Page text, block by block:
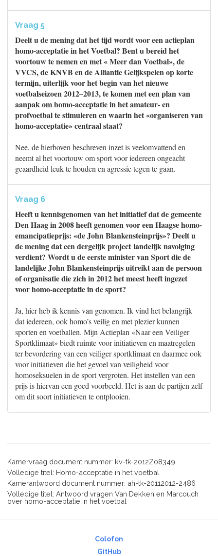
Vraag 5
Deelt u de mening dat het tijd wordt voor een actieplan
homo-acceptatie in het Voetbal? Bent u bereid het
voortouw te nemen en met « Meer dan Voetbal», de
VVCS, de KNVB en de Alliantie Gelijkspelen op korte
termijn, uiterlijk voor het begin van het nieuwe
voetbalseizoen 2012–2013, te komen met een plan van
aanpak om homo-acceptatie in het amateur- en
profvoetbal te stimuleren en waarin het «organiseren van
homo-acceptatie» centraal staat?
Nee, de hierboven beschreven inzet is veelomvattend en
neemt al het voortouw om sport voor iedereen ongeacht
geaardheid leuk te houden en agressie tegen te gaan.
Vraag 6
Heeft u kennisgenomen van het initiatief dat de gemeente
Den Haag in 2008 heeft genomen voor een Haagse homo-
emancipatieprijs: «de John Blankensteinprijs»? Deelt u
de mening dat een dergelijk project landelijk navolging
verdient? Wordt u de eerste minister van Sport die de
landelijke John Blankensteinprijs uitreikt aan de persoon
of organisatie die zich in 2012 het meest heeft ingezet
voor homo-acceptatie in de sport?
Ja, hier heb ik kennis van genomen. Ik vind het belangrijk
dat iedereen, ook homo’s veilig en met plezier kunnen
sporten en voetballen. Mijn Actieplan «Naar een Veiliger
Sportklimaat» biedt ruimte voor initiatieven en maatregelen
ter bevordering van een veiliger sportklimaat en daarmee ook
voor initiatieven die het gevoel van veiligheid voor
homoseksuelen in de sport vergroten. Het instellen van een
prijs is hiervan een goed voorbeeld. Het is aan de partijen zelf
om dit soort initiatieven te ontplooien.
Kamervraag document nummer: kv-tk-2012Z08349
Volledige titel: Homo-acceptatie in het voetbal
Kamerantwoord document nummer: ah-tk-20112012-2486
Volledige titel: Antwoord vragen Van Dekken en Marcouch
over homo-acceptatie in het voetbal
Colofon
GitHub